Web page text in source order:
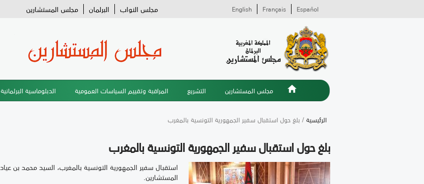
مجلس النواب البرلمان مجلس المستشارين Español
Français
English
مجلس المستشارين التشريع المراقبة وتقييم السياسات العمومية الدبلوماسية البرلمانية
الرئيسية/ بلغ حول استقبال سفير الجمهورية التونسية بالمغرب
بلغ حول استقبال سفير الجمهورية التونسية بالمغرب
المستشارين.